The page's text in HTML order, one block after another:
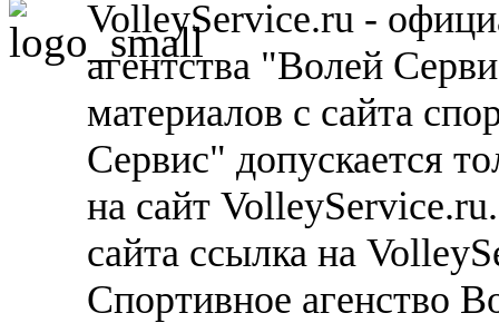
VolleyService.ru -
агентства "Волей
материалов с сайта
Сервис" допускается
на сайт
сайта ссылка на
Спортивное агенство